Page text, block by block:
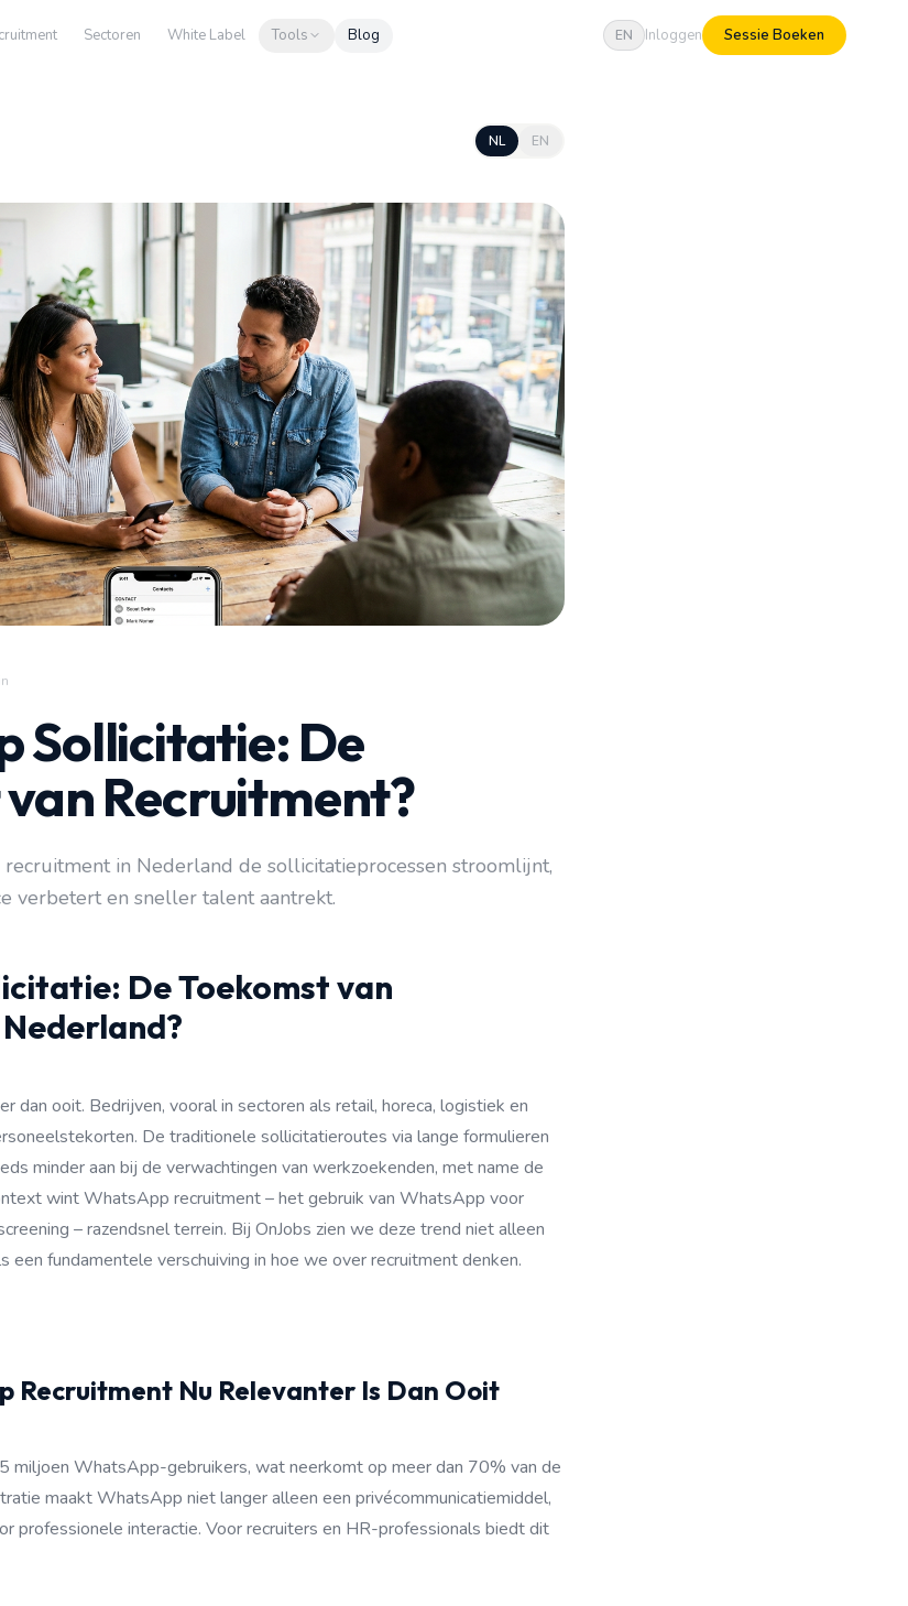
Sectoren White Label Tools Blog EN Inloggen Sessie Boeken
NL EN
Sollicitatie: De
Recruitment?
in Nederland de sollicitatieprocessen stroomlijnt,
verbetert en sneller talent aantrekt.
De Toekomst van
dan ooit. Bedrijven, vooral in sectoren als retail, horeca, logistiek en
De traditionele sollicitatieroutes via lange formulieren
minder aan bij de verwachtingen van werkzoekenden, met name de
wint WhatsApp recruitment – het gebruik van WhatsApp voor
– razendsnel terrein. Bij OnJobs zien we deze trend niet alleen
een fundamentele verschuiving in hoe we over recruitment denken.
Recruitment Nu Relevanter Is Dan Ooit
miljoen WhatsApp-gebruikers, wat neerkomt op meer dan 70% van de
maakt WhatsApp niet langer alleen een privécommunicatiemiddel,
professionele interactie. Voor recruiters en HR-professionals biedt dit